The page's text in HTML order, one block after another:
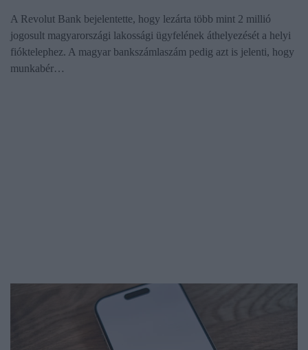
A Revolut Bank bejelentette, hogy lezárta több mint 2 millió
jogosult magyarországi lakossági ügyfelének áthelyezését a helyi
fióktelephez. A magyar bankszámlaszám pedig azt is jelenti, hogy
munkabér…